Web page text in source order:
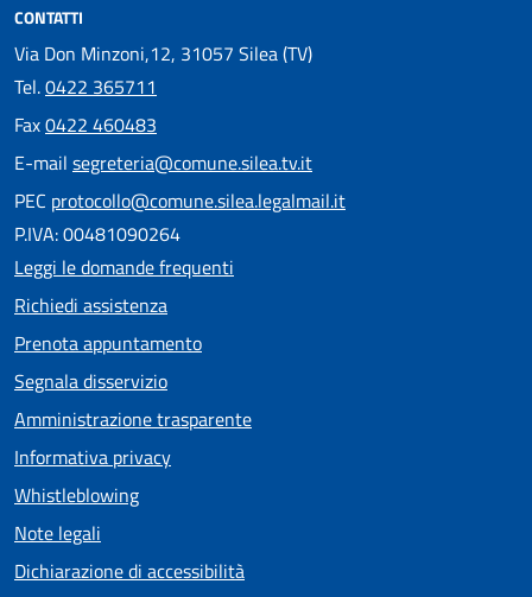
CONTATTI
Via Don Minzoni,12, 31057 Silea (TV)
Tel.0422 365711
Fax0422 460483
E-mail segreteria@comune.silea.tv.it
PEC protocollo@comune.silea.legalmail.it
P.IVA: 00481090264
Leggi le domande frequenti
Richiedi assistenza
Prenota appuntamento
Segnala disservizio
Amministrazione trasparente
Informativa privacy
Whistleblowing
Note legali
Dichiarazione di accessibilità